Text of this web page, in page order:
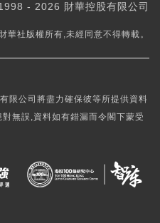
- 2026 財華控股有限公司
華社版權所有,未經同意不得轉載。
限公司將盡力確保彼等所提供資料
無誤,資料如有錯漏而令閣下蒙受